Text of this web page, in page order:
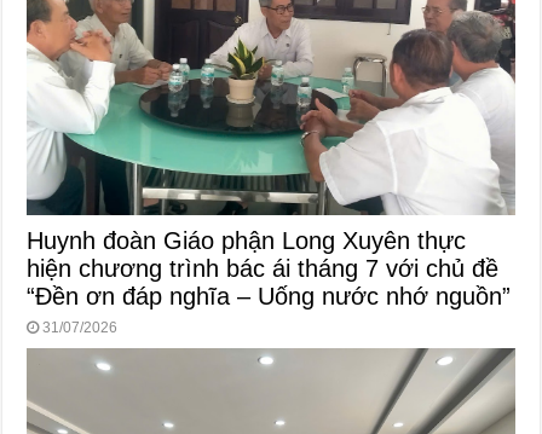
Huynh đoàn Giáo phận Long Xuyên thực
hiện chương trình bác ái tháng 7 với chủ đề
“Đền ơn đáp nghĩa – Uống nước nhớ nguồn”
31/07/2026